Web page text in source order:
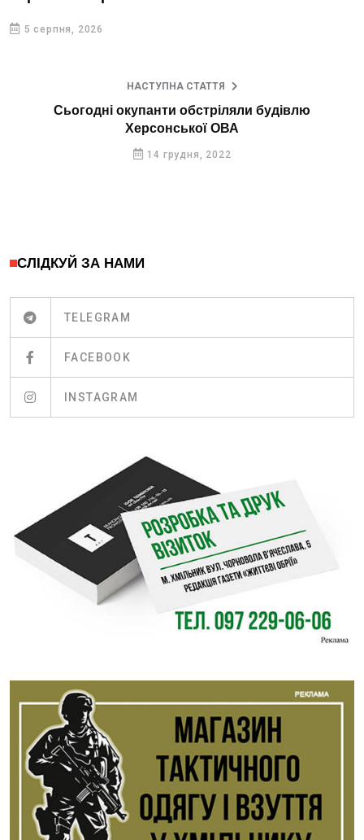
5 серпня, 2026
НАСТУПНА СТАТТЯ
Сьогодні окупанти обстріляли будівлю
Херсонської ОВА
14 грудня, 2022
СЛІДКУЙ ЗА НАМИ
TELEGRAM
FACEBOOK
INSTAGRAM